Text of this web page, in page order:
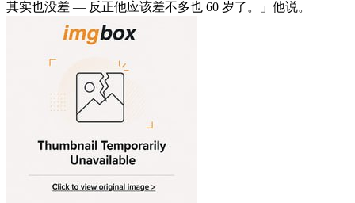
其实也没差 — 反正他应该差不多也 60 岁了。」他说。